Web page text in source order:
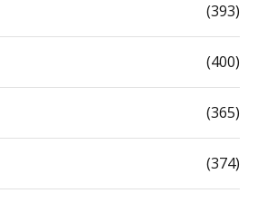
(393)
(400)
(365)
(374)